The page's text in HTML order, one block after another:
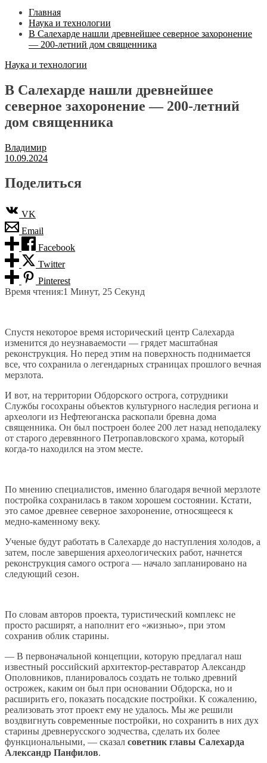
Главная
Наука и технологии
В Салехарде нашли древнейшее северное захоронение
— 200-летний дом священника
Наука и технологии
В Салехарде нашли древнейшее
северное захоронение — 200-летний
дом священника
Владимир
10.09.2024
Поделиться
VK
Email
Facebook
Twitter
Pinterest
Время чтения:1 Минут, 25 Секунд
Спустя некоторое время исторический центр Салехарда
изменится до неузнаваемости — грядет масштабная
реконструкция. Но перед этим на поверхность поднимается
все, что сохранила о легендарных страницах прошлого вечная
мерзлота.
И вот, на территории Обдорского острога, сотрудники
Службы госохраны объектов культурного наследия региона и
археологи из Нефтеюганска раскопали бревна дома
священника. Он был построен более 200 лет назад неподалеку
от старого деревянного Петропавловского храма, который
когда-то находился на этом месте.
По мнению специалистов, именно благодаря вечной мерзлоте
постройка сохранилась в таком хорошем состоянии. Кстати,
это самое древнее северное захоронение, относящееся к
медно-каменному веку.
Ученые будут работать в Салехарде до наступления холодов, а
затем, после завершения археологических работ, начнется
реконструкция самого острога — начало запланировано на
следующий сезон.
По словам авторов проекта, туристический комплекс не
просто расширят, а наполнит его «жизнью», при этом
сохранив облик старины.
— В первоначальной концепции, которую предлагал наш
известный российский архитектор-реставратор Александр
Ополовников, планировалось создать не только древний
острожек, каким он был при основании Обдорска, но и
расширить его, показать посадские постройки. К сожалению,
реализовать этот проект ему не удалось. Мы же решили
воздвигнуть современные постройки, но сохранить в них дух
старины древнерусского зодчества, сделать их более
функциональными, — сказал советник главы Салехарда
Александр Панфилов.